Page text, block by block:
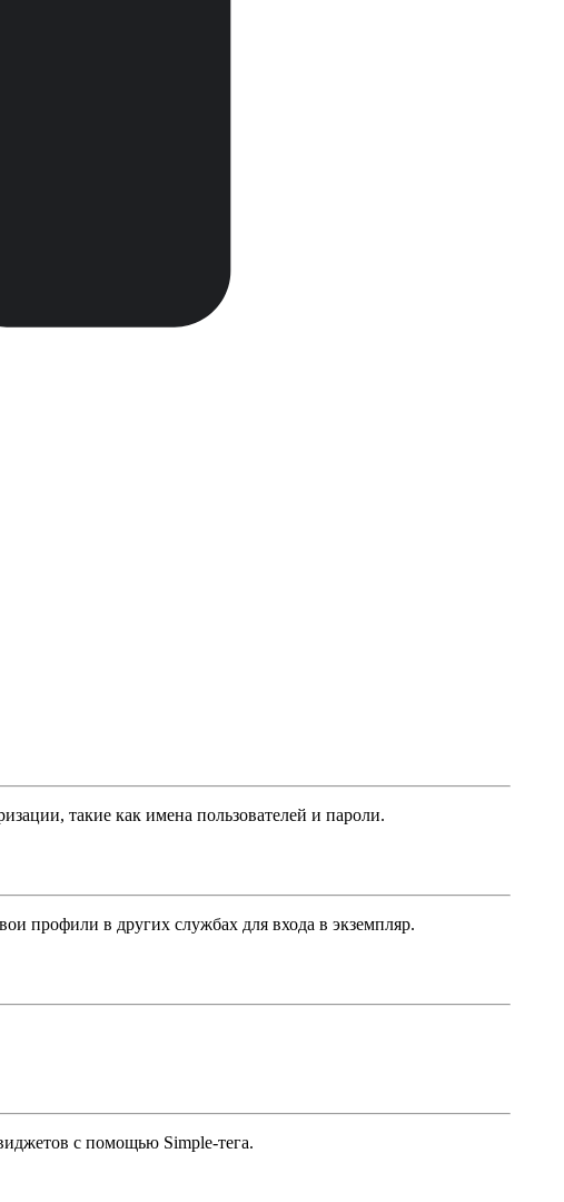
такие как имена пользователей и пароли.
профили в других службах для входа в экземпляр.
с помощью Simple-тега.